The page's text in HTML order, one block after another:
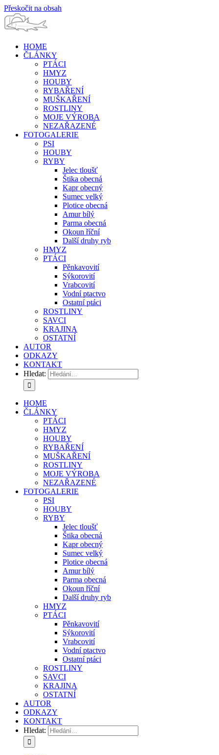
Přeskočit na obsah
HOME
ČLÁNKY
PTÁCI
HMYZ
HOUBY
RYBAŘENÍ
MUŠKAŘENÍ
ROSTLINY
MOJE VÝROBA
NEZAŘAZENÉ
FOTOGALERIE
PSI
HOUBY
RYBY
Jelec tloušť
Štika obecná
Kapr obecný
Sumec velký
Plotice obecná
Amur bílý
Parma obecná
Okoun říční
Další druhy ryb
HMYZ
PTÁCI
Pěnkavovití
Sýkorovití
Vrabcovití
Vodní ptactvo
Ostatní ptáci
ROSTLINY
SAVCI
KRAJINA
OSTATNÍ
AUTOR
ODKAZY
KONTAKT
Hledat:
HOME
ČLÁNKY
PTÁCI
HMYZ
HOUBY
RYBAŘENÍ
MUŠKAŘENÍ
ROSTLINY
MOJE VÝROBA
NEZAŘAZENÉ
FOTOGALERIE
PSI
HOUBY
RYBY
Jelec tloušť
Štika obecná
Kapr obecný
Sumec velký
Plotice obecná
Amur bílý
Parma obecná
Okoun říční
Další druhy ryb
HMYZ
PTÁCI
Pěnkavovití
Sýkorovití
Vrabcovití
Vodní ptactvo
Ostatní ptáci
ROSTLINY
SAVCI
KRAJINA
OSTATNÍ
AUTOR
ODKAZY
KONTAKT
Hledat: